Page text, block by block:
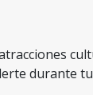
durante